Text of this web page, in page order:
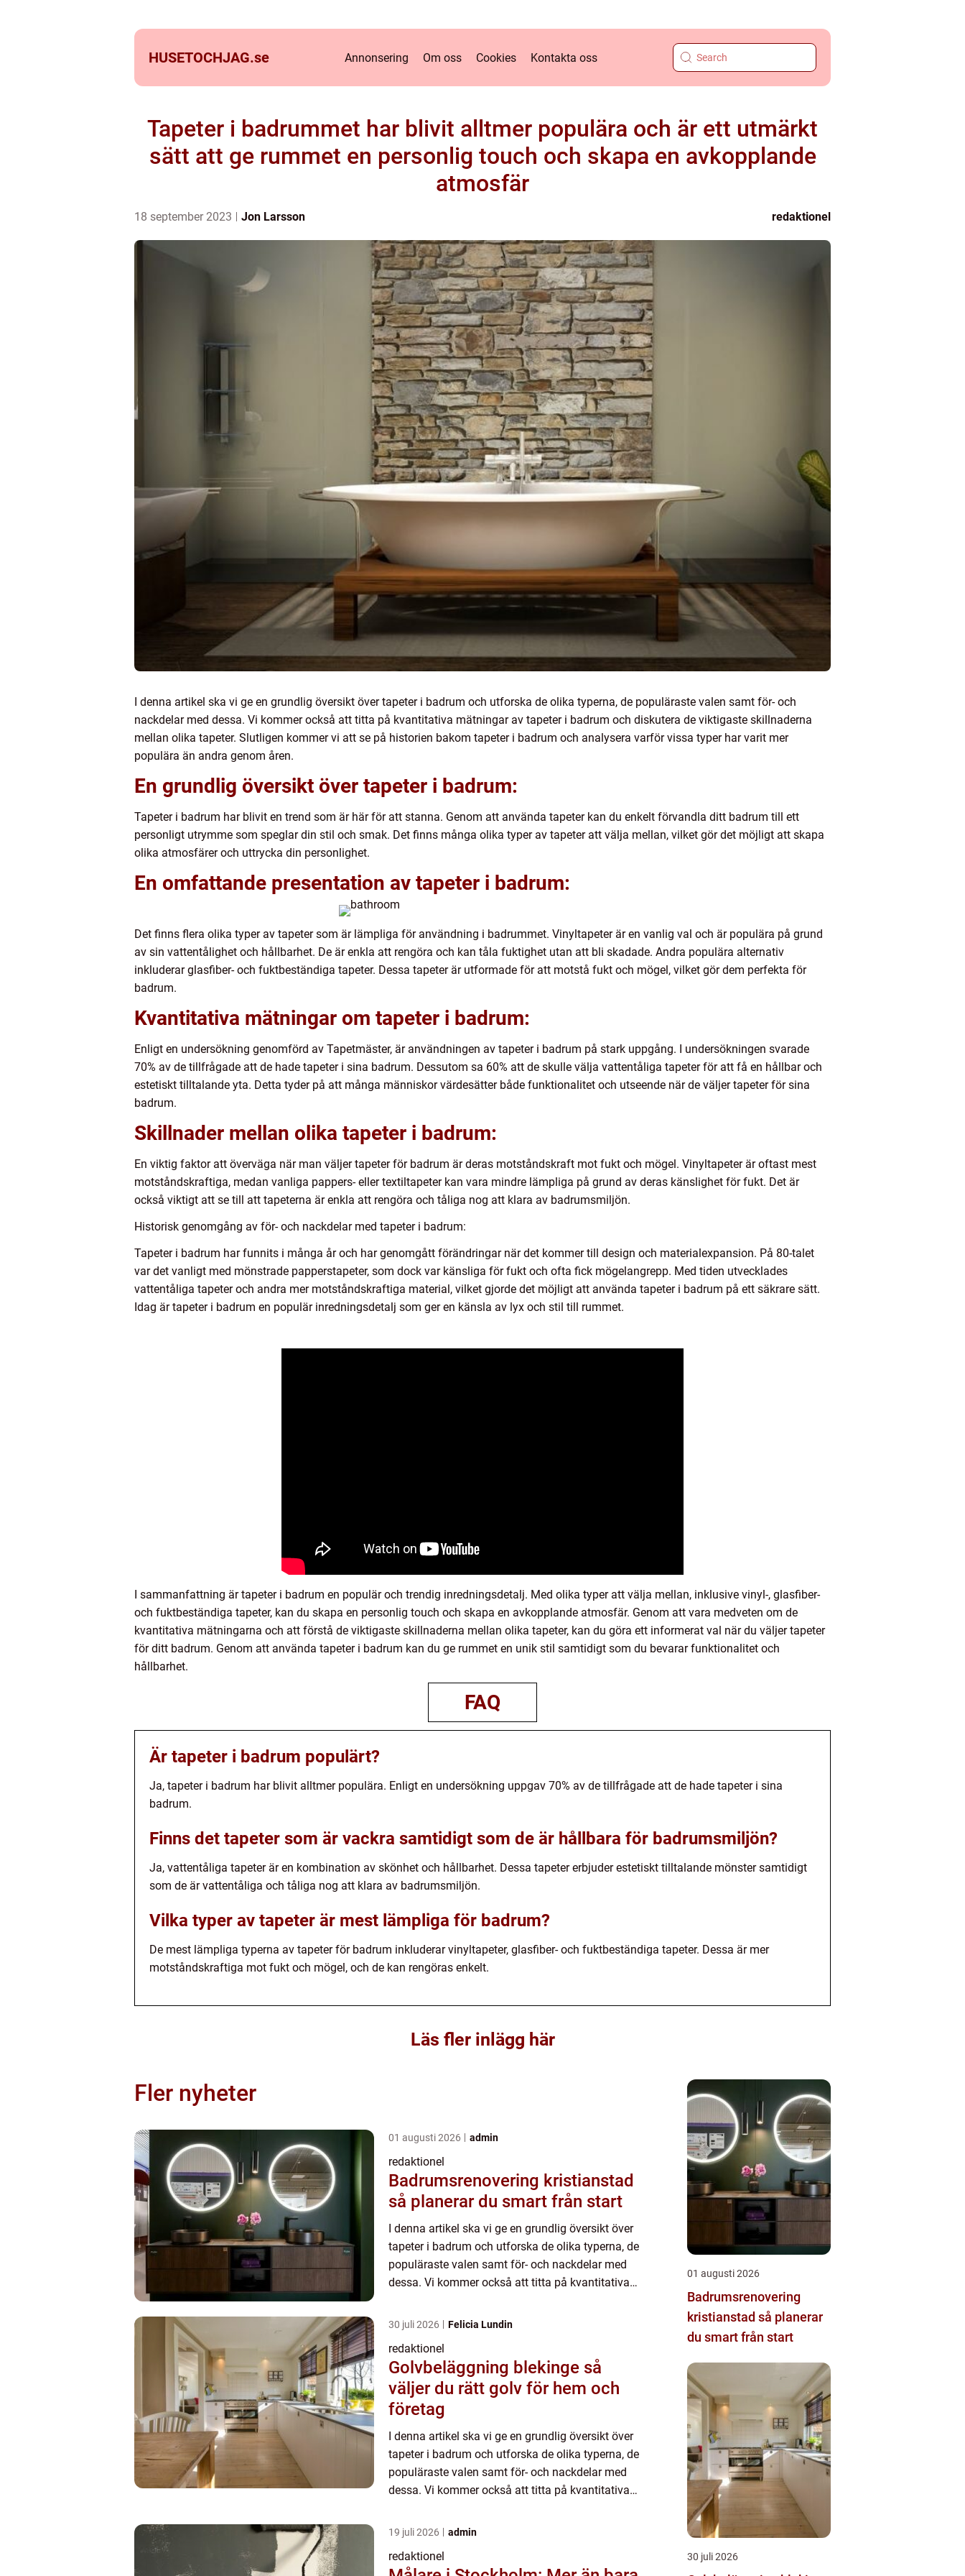
HUSETOCHJAG.se Annonsering Om oss Cookies Kontakta oss
Tapeter i badrummet har blivit alltmer populära och är ett utmärkt
sätt att ge rummet en personlig touch och skapa en avkopplande
atmosfär
18 september 2023 Jon Larsson redaktionel
I denna artikel ska vi ge en grundlig översikt över tapeter i badrum och utforska de olika typerna, de populäraste valen samt för- och
nackdelar med dessa. Vi kommer också att titta på kvantitativa mätningar av tapeter i badrum och diskutera de viktigaste skillnaderna
mellan olika tapeter. Slutligen kommer vi att se på historien bakom tapeter i badrum och analysera varför vissa typer har varit mer
populära än andra genom åren.
En grundlig översikt över tapeter i badrum:
Tapeter i badrum har blivit en trend som är här för att stanna. Genom att använda tapeter kan du enkelt förvandla ditt badrum till ett
personligt utrymme som speglar din stil och smak. Det finns många olika typer av tapeter att välja mellan, vilket gör det möjligt att skapa
olika atmosfärer och uttrycka din personlighet.
En omfattande presentation av tapeter i badrum:
Det finns flera olika typer av tapeter som är lämpliga för användning i badrummet. Vinyltapeter är en vanlig val och är populära på grund
av sin vattentålighet och hållbarhet. De är enkla att rengöra och kan tåla fuktighet utan att bli skadade. Andra populära alternativ
inkluderar glasfiber- och fuktbeständiga tapeter. Dessa tapeter är utformade för att motstå fukt och mögel, vilket gör dem perfekta för
badrum.
Kvantitativa mätningar om tapeter i badrum:
Enligt en undersökning genomförd av Tapetmäster, är användningen av tapeter i badrum på stark uppgång. I undersökningen svarade
70% av de tillfrågade att de hade tapeter i sina badrum. Dessutom sa 60% att de skulle välja vattentåliga tapeter för att få en hållbar och
estetiskt tilltalande yta. Detta tyder på att många människor värdesätter både funktionalitet och utseende när de väljer tapeter för sina
badrum.
Skillnader mellan olika tapeter i badrum:
En viktig faktor att överväga när man väljer tapeter för badrum är deras motståndskraft mot fukt och mögel. Vinyltapeter är oftast mest
motståndskraftiga, medan vanliga pappers- eller textiltapeter kan vara mindre lämpliga på grund av deras känslighet för fukt. Det är
också viktigt att se till att tapeterna är enkla att rengöra och tåliga nog att klara av badrumsmiljön.
Historisk genomgång av för- och nackdelar med tapeter i badrum:
Tapeter i badrum har funnits i många år och har genomgått förändringar när det kommer till design och materialexpansion. På 80-talet
var det vanligt med mönstrade papperstapeter, som dock var känsliga för fukt och ofta fick mögelangrepp. Med tiden utvecklades
vattentåliga tapeter och andra mer motståndskraftiga material, vilket gjorde det möjligt att använda tapeter i badrum på ett säkrare sätt.
Idag är tapeter i badrum en populär inredningsdetalj som ger en känsla av lyx och stil till rummet.
I sammanfattning är tapeter i badrum en populär och trendig inredningsdetalj. Med olika typer att välja mellan, inklusive vinyl-, glasfiber-
och fuktbeständiga tapeter, kan du skapa en personlig touch och skapa en avkopplande atmosfär. Genom att vara medveten om de
kvantitativa mätningarna och att förstå de viktigaste skillnaderna mellan olika tapeter, kan du göra ett informerat val när du väljer tapeter
för ditt badrum. Genom att använda tapeter i badrum kan du ge rummet en unik stil samtidigt som du bevarar funktionalitet och
hållbarhet.
FAQ
Är tapeter i badrum populärt?
Ja, tapeter i badrum har blivit alltmer populära. Enligt en undersökning uppgav 70% av de tillfrågade att de hade tapeter i sina
badrum.
Finns det tapeter som är vackra samtidigt som de är hållbara för badrumsmiljön?
Ja, vattentåliga tapeter är en kombination av skönhet och hållbarhet. Dessa tapeter erbjuder estetiskt tilltalande mönster samtidigt
som de är vattentåliga och tåliga nog att klara av badrumsmiljön.
Vilka typer av tapeter är mest lämpliga för badrum?
De mest lämpliga typerna av tapeter för badrum inkluderar vinyltapeter, glasfiber- och fuktbeständiga tapeter. Dessa är mer
motståndskraftiga mot fukt och mögel, och de kan rengöras enkelt.
Läs fler inlägg här
Fler nyheter
01 augusti 2026 admin
redaktionel
Badrumsrenovering kristianstad
så planerar du smart från start
I denna artikel ska vi ge en grundlig översikt över
tapeter i badrum och utforska de olika typerna, de
populäraste valen samt för- och nackdelar med
dessa. Vi kommer också att titta på kvantitativa
vikti...
30 juli 2026 Felicia Lundin
redaktionel
Golvbeläggning blekinge så
väljer du rätt golv för hem och
företag
I denna artikel ska vi ge en grundlig översikt över
tapeter i badrum och utforska de olika typerna, de
populäraste valen samt för- och nackdelar med
dessa. Vi kommer också att titta på kvantitativa
vikti...
19 juli 2026 admin
redaktionel
01 augusti 2026
Badrumsrenovering
kristianstad så planerar
du smart från start
30 juli 2026